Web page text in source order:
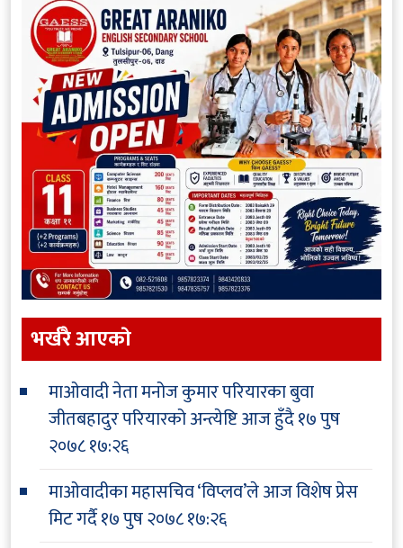
भर्खरै आएकाे
माओवादी नेता मनोज कुमार परियारका बुवा
जीतबहादुर परियारको अन्त्येष्टि आज हुँदै१७ पुष
२०७८ १७:२६
माओवादीका महासचिव ‘विप्लव’ले आज विशेष प्रेस
मिट गर्दै१७ पुष २०७८ १७:२६